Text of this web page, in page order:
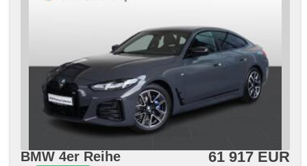
BMW 4er Reihe 61 917 EUR